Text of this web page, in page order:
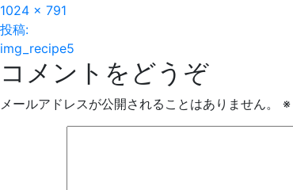
フ
ル
サ
イ
ズ
1024 × 791
投
稿
ナ
投稿:
img_recipe5
コメントをどうぞ
メールアドレスが公開されることはありません。 ※